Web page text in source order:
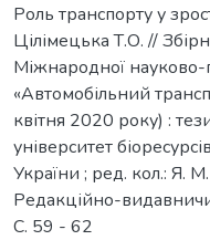
Роль транспорту у
Цілімецька Т.О. //
Міжнародної науково-
«Автомобільний
квітня 2020 року) :
університет
України ; ред. кол.: Я.
Редакційно-
С. 59 - 62